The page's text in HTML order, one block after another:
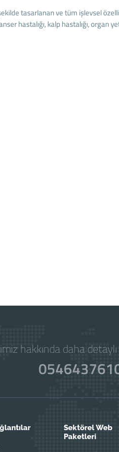
tasarlanan ve tüm işlevsel
hastalığı, kalp hastalığı, organ
hakkında daha
Sektörel Web
Paketleri